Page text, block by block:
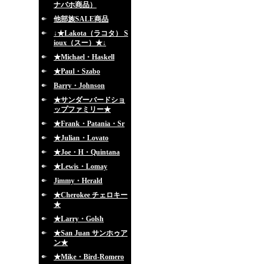
ナバホ商品）
他部族SALE商品
↓★Lakota（ラコタ） S
ioux（スー）★↓
★Michael・Haskell
★Paul・Szabo
Barry・Johnson
★サンダーバードショ
ップファミリー★
★Frank・Patania・Sr
★Julian・Lovato
★Joe・H・Quintana
★Lewis・Lomay
Jimmy・Herald
★Cherokee チェロキー
★
★Larry・Golsh
★San Juan サンホゥア
ン★
★Mike・Bird-Romero